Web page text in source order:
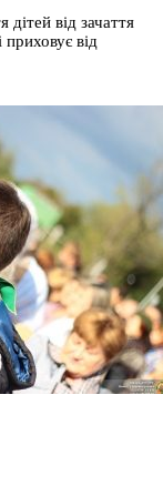
дітей від зачаття
від